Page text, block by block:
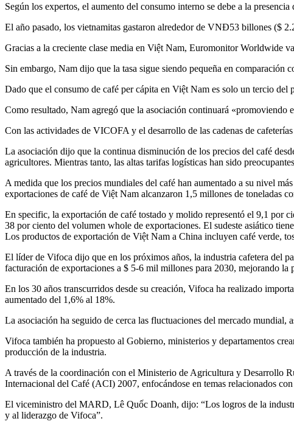
Según los expertos, el aumento del consumo interno se debe a la
El año pasado, los vietnamitas gastaron alrededor de VNĐ53 billones ($
Gracias a la creciente clase media en Việt Nam, Euromonitor Worldwide
Sin embargo, Nam dijo que la tasa sigue siendo pequeña en
Dado que el consumo de café per cápita en Việt Nam es solo un tercio
Como resultado, Nam agregó que la asociación continuará
Con las actividades de VICOFA y el desarrollo de las cadenas de
La asociación dijo que la continua disminución de los precios del café
agricultores. Mientras tanto, las altas tarifas logísticas han sido
A medida que los precios mundiales del café han aumentado a su nivel
exportaciones de café de Việt Nam alcanzaron 1,5 millones de toneladas
En specific, la exportación de café tostado y molido representó el 9,1 por
38 por ciento del volumen whole de exportaciones. El sudeste asiático
Los productos de exportación de Việt Nam a China incluyen café verde,
El líder de Vifoca dijo que en los próximos años, la industria cafetera del
facturación de exportaciones a $ 5-6 mil millones para 2030, mejorando
En los 30 años transcurridos desde su creación, Vifoca ha realizado
aumentado del 1,6% al 18%.
La asociación ha seguido de cerca las fluctuaciones del mercado
Vifoca también ha propuesto al Gobierno, ministerios y departamentos
producción de la industria.
A través de la coordinación con el Ministerio de Agricultura y Desarrollo
Internacional del Café (ACI) 2007, enfocándose en temas relacionados
El viceministro del MARD, Lê Quốc Doanh, dijo: “Los logros de la
y al liderazgo de Vifoca”.